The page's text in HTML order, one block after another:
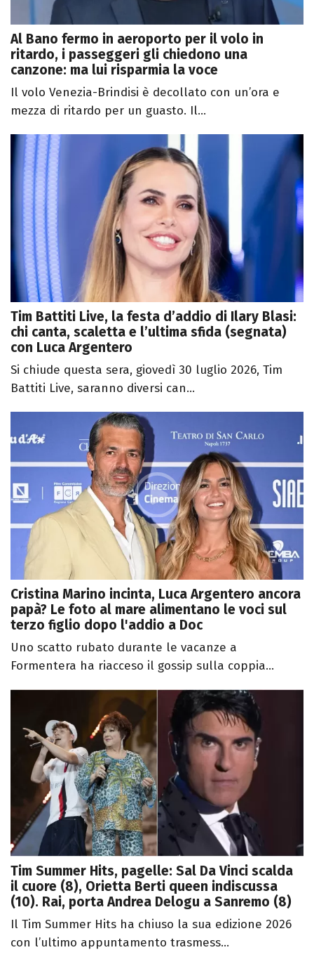
Al Bano fermo in aeroporto per il volo in
ritardo, i passeggeri gli chiedono una
canzone: ma lui risparmia la voce
Il volo Venezia-Brindisi è decollato con un’ora e
mezza di ritardo per un guasto. Il...
Tim Battiti Live, la festa d’addio di Ilary Blasi:
chi canta, scaletta e l’ultima sfida (segnata)
con Luca Argentero
Si chiude questa sera, giovedì 30 luglio 2026, Tim
Battiti Live, saranno diversi can...
Cristina Marino incinta, Luca Argentero ancora
papà? Le foto al mare alimentano le voci sul
terzo figlio dopo l'addio a Doc
Uno scatto rubato durante le vacanze a
Formentera ha riacceso il gossip sulla coppia...
Tim Summer Hits, pagelle: Sal Da Vinci scalda
il cuore (8), Orietta Berti queen indiscussa
(10). Rai, porta Andrea Delogu a Sanremo (8)
Il Tim Summer Hits ha chiuso la sua edizione 2026
con l’ultimo appuntamento trasmess...